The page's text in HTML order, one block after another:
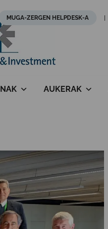
MUGA-ZERGEN HELPDESK-A
AUKERAK